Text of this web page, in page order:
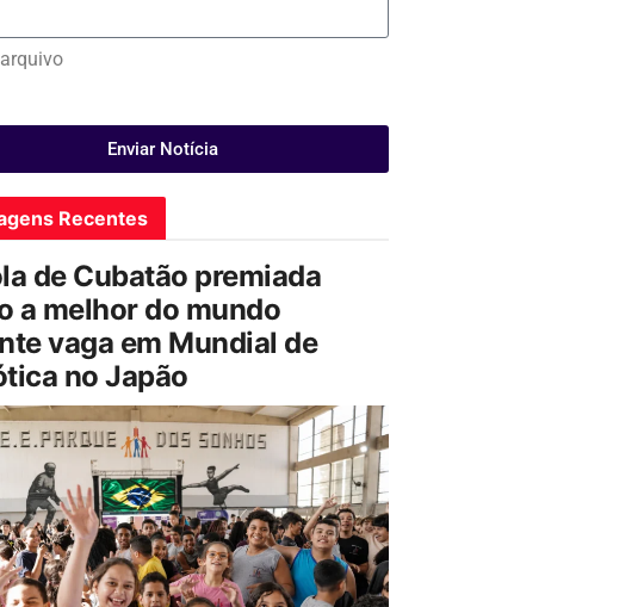
Enviar Notícia
Recentes
de Cubatão premiada
a melhor do mundo
vaga em Mundial de
no Japão